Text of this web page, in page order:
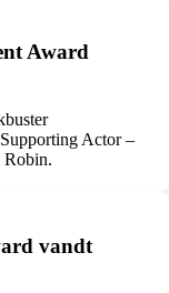
Award
Actor –
vandt